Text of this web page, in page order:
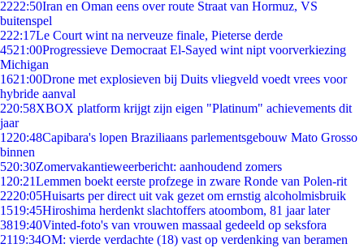
2222:50Iran en Oman eens over route Straat van Hormuz, VS
buitenspel
222:17Le Court wint na nerveuze finale, Pieterse derde
4521:00Progressieve Democraat El-Sayed wint nipt voorverkiezing
Michigan
1621:00Drone met explosieven bij Duits vliegveld voedt vrees voor
hybride aanval
220:58XBOX platform krijgt zijn eigen "Platinum" achievements dit
jaar
1220:48Capibara's lopen Braziliaans parlementsgebouw Mato Grosso
binnen
520:30Zomervakantieweerbericht: aanhoudend zomers
1 20:21Lemmen boekt eerste profzege in zware Ronde van Polen-rit
2220:05Huisarts per direct uit vak gezet om ernstig alcoholmisbruik
1519:45Hiroshima herdenkt slachtoffers atoombom, 81 jaar later
3819:40Vinted-foto's van vrouwen massaal gedeeld op seksfora
2119:34OM: vierde verdachte (18) vast op verdenking van beramen